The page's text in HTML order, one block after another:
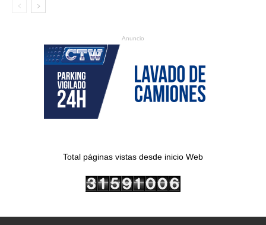
Anuncio
Total páginas vistas desde inicio Web